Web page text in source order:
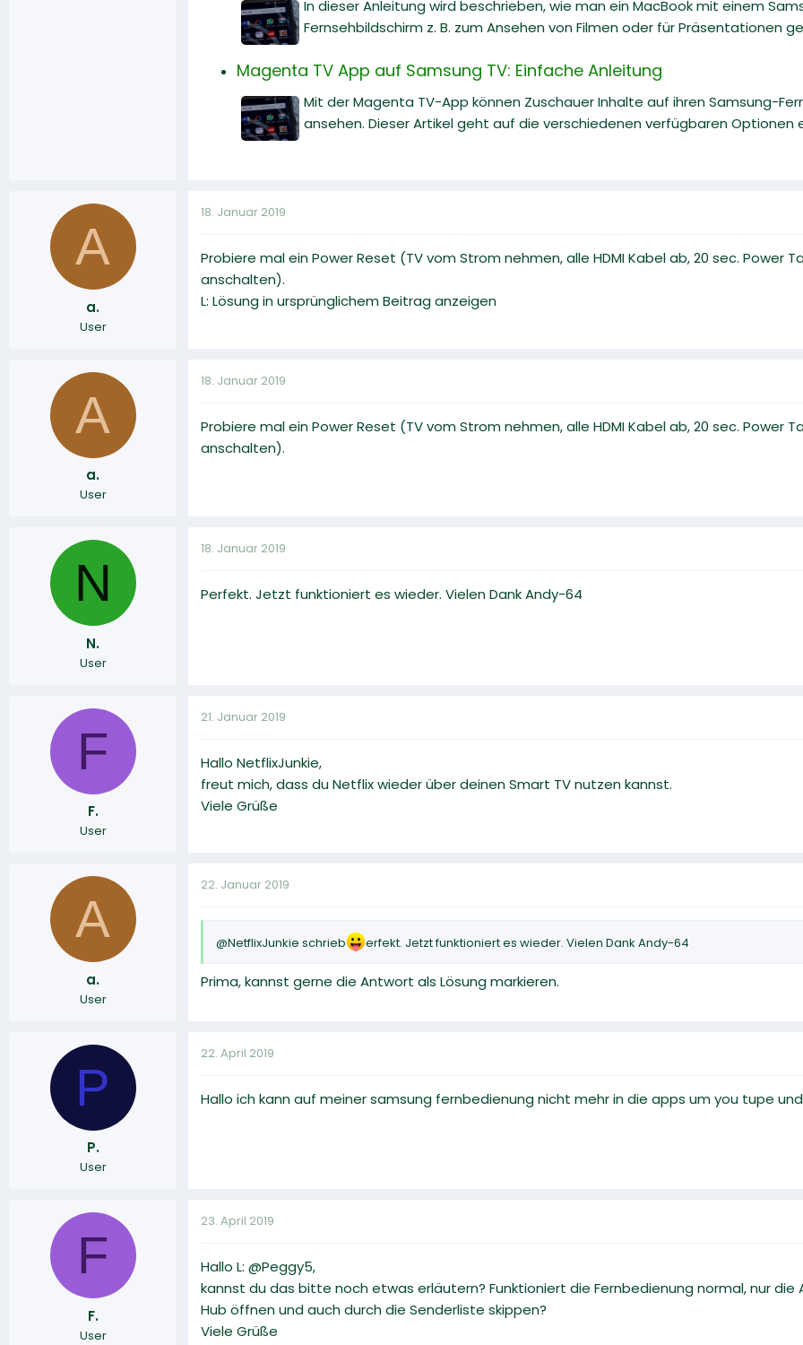
In dieser Anleitung wird beschrieben, wie man ein MacBook mit einem
Fernsehbildschirm z. B. zum Ansehen von Filmen oder für Präsentationen
Magenta TV App auf Samsung TV: Einfache Anleitung
Mit der Magenta TV-App können Zuschauer Inhalte auf ihren Samsung-
ansehen. Dieser Artikel geht auf die verschiedenen verfügbaren
A
a.
User
18. Januar 2019
Probiere mal ein Power Reset (TV vom Strom nehmen, alle HDMI Kabel ab, 20 sec. Power
anschalten).
L: Lösung in ursprünglichem Beitrag anzeigen
A
a.
User
18. Januar 2019
Probiere mal ein Power Reset (TV vom Strom nehmen, alle HDMI Kabel ab, 20 sec. Power
anschalten).
N
N.
User
18. Januar 2019
Perfekt. Jetzt funktioniert es wieder. Vielen Dank Andy-64
F
F.
User
21. Januar 2019
Hallo NetflixJunkie,
freut mich, dass du Netflix wieder über deinen Smart TV nutzen kannst.
Viele Grüße
A
a.
User
22. Januar 2019
@NetflixJunkie schrieb erfekt. Jetzt funktioniert es wieder. Vielen Dank Andy-64
Prima, kannst gerne die Antwort als Lösung markieren.
P
P.
User
22. April 2019
Hallo ich kann auf meiner samsung fernbedienung nicht mehr in die apps um you tupe
F
F.
User
23. April 2019
Hallo L: @Peggy5,
kannst du das bitte noch etwas erläutern? Funktioniert die Fernbedienung normal, nur
Hub öffnen und auch durch die Senderliste skippen?
Viele Grüße